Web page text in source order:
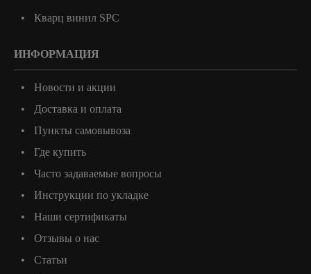
Кварц винил SPC
ИНФОРМАЦИЯ
Новости и акции
Доставка и оплата
Пункты самовывоза
Где купить
Часто задаваемые вопросы
Инструкции по укладке
Наши сертификаты
Отзывы о нас
Статьи